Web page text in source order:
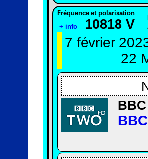
Fréquence et polarisation
+ info 10818 V
7 février
22